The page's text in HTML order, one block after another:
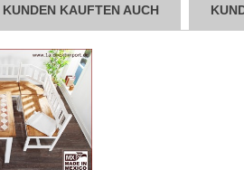
KUNDEN KAUFTEN AUCH